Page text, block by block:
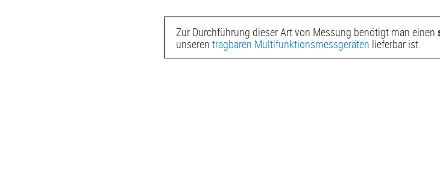
Zur Durchführung dieser Art von Messung benötigt man einen
unseren tragbaren Multifunktionsmessgeräten lieferbar ist.